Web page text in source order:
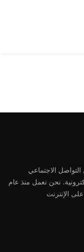
الاجتماعي
نحن نعمل منذ عام
على الإنترنت